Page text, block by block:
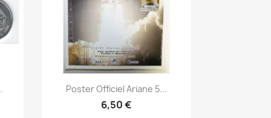
Aperçu rapide
Poster Officiel Ariane 5...
6,50 €